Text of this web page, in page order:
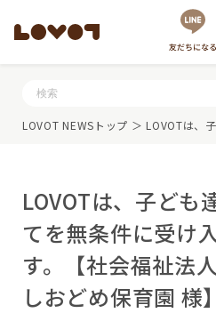
LOVOTを選ぶ
LOVOT NEWSトップ ＞ LOVOTは、
LOVOTは、子ども
てを無条件に受け
す。【社会福祉
しおどめ保育園 様】